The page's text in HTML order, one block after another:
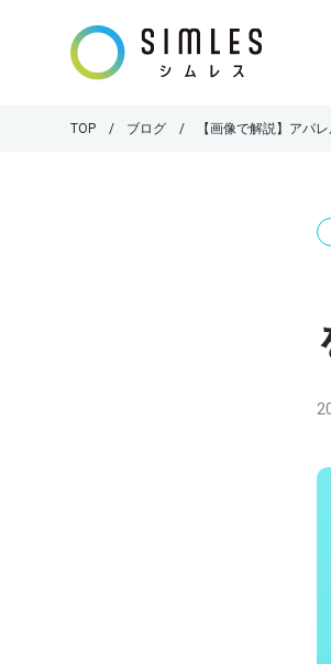
TOP ブログ 【画像で解説】アパ